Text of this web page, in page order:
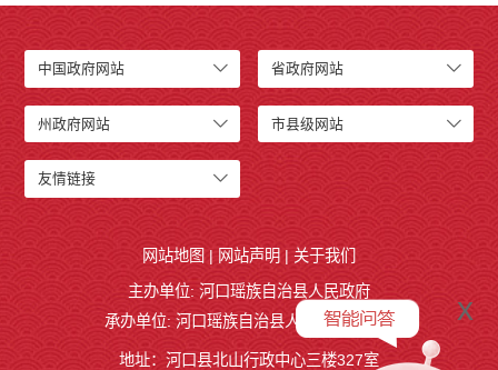
中国政府网站 省政府网站
州政府网站 市县级网站
友情链接
网站地图 | 网站声明 | 关于我们
主办单位: 河口瑶族自治县人民政府
承办单位: 河口瑶族自治县人民政府办公室
地址：河口县北山行政中心三楼327室
x